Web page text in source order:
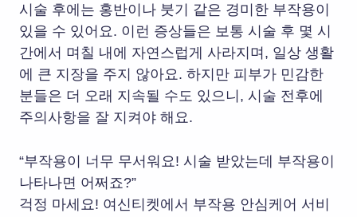
시술 후에는 홍반이나 붓기 같은 경미한 부작용이
있을 수 있어요. 이런 증상들은 보통 시술 후 몇 시
간에서 며칠 내에 자연스럽게 사라지며, 일상 생활
에 큰 지장을 주지 않아요. 하지만 피부가 민감한
분들은 더 오래 지속될 수도 있으니, 시술 전후에
주의사항을 잘 지켜야 해요.
“부작용이 너무 무서워요! 시술 받았는데 부작용이
나타나면 어쩌죠?”
걱정 마세요! 여신티켓에서 부작용 안심케어 서비